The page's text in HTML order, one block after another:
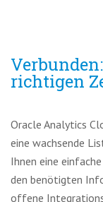
richtigen
Oracle Analytics
eine wachsende
Ihnen eine
den benötigten
offene